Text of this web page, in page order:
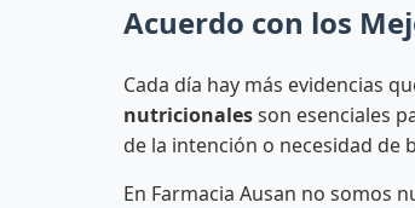
Acuerdo con los
Cada día hay más evidencias
nutricionalesson esenciales
de la intención o necesidad de
En Farmacia Ausan no somos